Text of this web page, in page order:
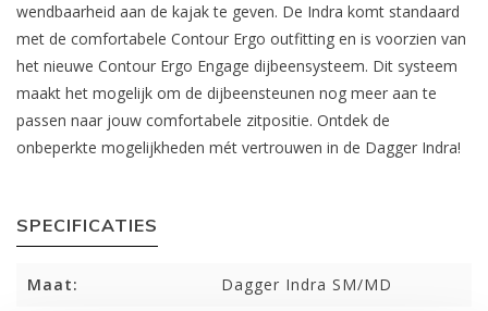
wendbaarheid aan de kajak te geven. De Indra komt standaard
met de comfortabele Contour Ergo outfitting en is voorzien van
het nieuwe Contour Ergo Engage dijbeensysteem. Dit systeem
maakt het mogelijk om de dijbeensteunen nog meer aan te
passen naar jouw comfortabele zitpositie. Ontdek de
onbeperkte mogelijkheden mét vertrouwen in de Dagger Indra!
SPECIFICATIES
Maat: Dagger Indra SM/MD